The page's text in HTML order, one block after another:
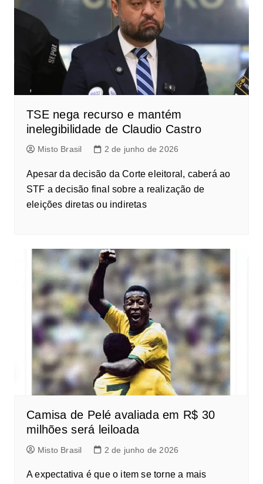
TSE nega recurso e mantém
inelegibilidade de Claudio Castro
Misto Brasil 2 de junho de 2026
Apesar da decisão da Corte eleitoral, caberá ao
STF a decisão final sobre a realização de
eleições diretas ou indiretas
Camisa de Pelé avaliada em R$ 30
milhões será leiloada
Misto Brasil 2 de junho de 2026
A expectativa é que o item se torne a mais